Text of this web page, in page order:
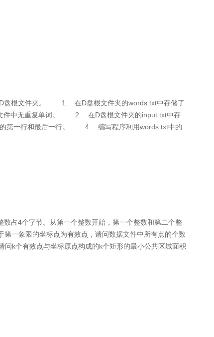
D盘根文件夹。 1. 在D盘根文件夹的words.txt中存储了
文件中无重复单词。 2. 在D盘根文件夹的input.txt中存
的第一行和最后一行。 4. 编写程序利用words.txt中的
占4个字节。从第一个整数开始，第一个整数和第二个整
象限的坐标点为有效点，请问数据文件中所有点的个数
有效点与坐标原点构成的k个矩形的最小公共区域面积